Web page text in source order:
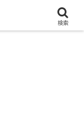
検索